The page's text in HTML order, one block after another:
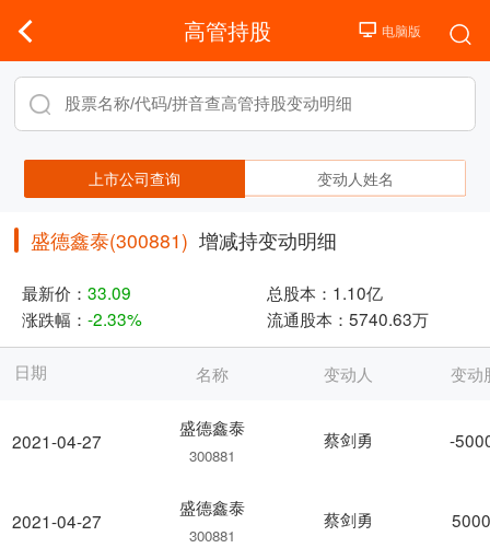
高管持股
上市公司查询 变动人姓名
盛德鑫泰(300881) 增减持变动明细
最新价： 33.09 总股本： 1.10亿
涨跌幅： -2.33% 流通股本： 5740.63万
日期
2021-04-27
2021-04-27
名称 变动人 变动
盛德鑫泰
300881
蔡剑勇 -
盛德鑫泰
300881
蔡剑勇